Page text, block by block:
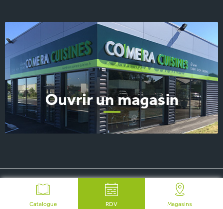
Catalogue RDV Magasins
© 2026 COMERA Cuisines, tous droits réservés Plan du site
-FAQ